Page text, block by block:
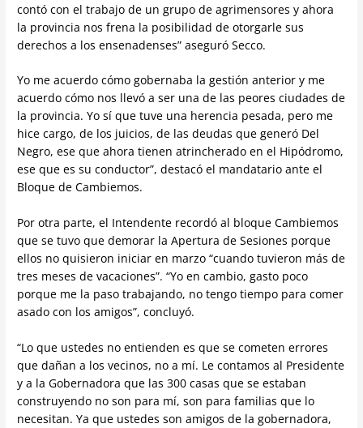
contó con el trabajo de un grupo de agrimensores y ahora
la provincia nos frena la posibilidad de otorgarle sus
derechos a los ensenadenses” aseguró Secco.
Yo me acuerdo cómo gobernaba la gestión anterior y me
acuerdo cómo nos llevó a ser una de las peores ciudades de
la provincia. Yo sí que tuve una herencia pesada, pero me
hice cargo, de los juicios, de las deudas que generó Del
Negro, ese que ahora tienen atrincherado en el Hipódromo,
ese que es su conductor”, destacó el mandatario ante el
Bloque de Cambiemos.
Por otra parte, el Intendente recordó al bloque Cambiemos
que se tuvo que demorar la Apertura de Sesiones porque
ellos no quisieron iniciar en marzo “cuando tuvieron más de
tres meses de vacaciones”. “Yo en cambio, gasto poco
porque me la paso trabajando, no tengo tiempo para comer
asado con los amigos”, concluyó.
“Lo que ustedes no entienden es que se cometen errores
que dañan a los vecinos, no a mí. Le contamos al Presidente
y a la Gobernadora que las 300 casas que se estaban
construyendo no son para mí, son para familias que lo
necesitan. Ya que ustedes son amigos de la gobernadora,